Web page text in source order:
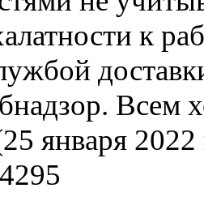
к
Всем
января